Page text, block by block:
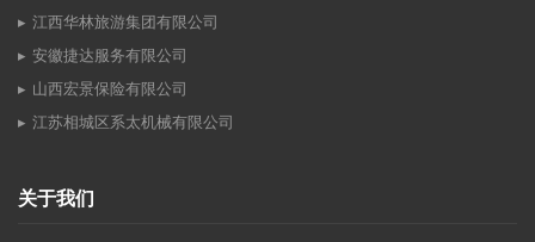
江西华林旅游集团有限公司
安徽捷达服务有限公司
山西宏景保险有限公司
江苏相城区系太机械有限公司
关于我们